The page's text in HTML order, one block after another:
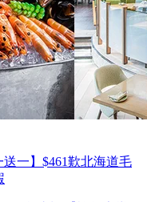
一】$461歎北海道毛